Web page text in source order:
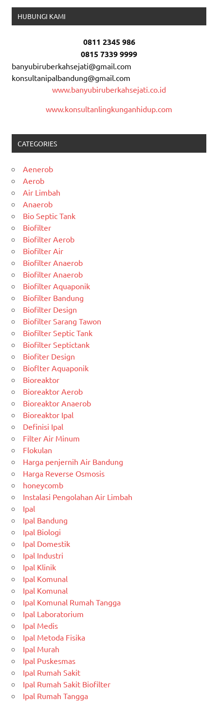
HUBUNGI KAMI
0811 2345 986
0815 7339 9999
banyubiruberkahsejati@gmail.com
konsultanipalbandung@gmail.com
www.banyubiruberkahsejati.co.id
www.konsultanlingkunganhidup.com
CATEGORIES
Aenerob
Aerob
Air Limbah
Anaerob
Bio Septic Tank
Biofilter
Biofilter Aerob
Biofilter Air
Biofilter Anaerob
Biofilter Anaerob
Biofilter Aquaponik
Biofilter Bandung
Biofilter Design
Biofilter Sarang Tawon
Biofilter Septic Tank
Biofilter Septictank
Biofiter Design
Bioflter Aquaponik
Bioreaktor
Bioreaktor Aerob
Bioreaktor Anaerob
Bioreaktor Ipal
Definisi Ipal
Filter Air Minum
Flokulan
Harga penjernih Air Bandung
Harga Reverse Osmosis
honeycomb
Instalasi Pengolahan Air Limbah
Ipal
Ipal Bandung
Ipal Biologi
Ipal Domestik
Ipal Industri
Ipal Klinik
Ipal Komunal
Ipal Komunal
Ipal Komunal Rumah Tangga
Ipal Laboratorium
Ipal Medis
Ipal Metoda Fisika
Ipal Murah
Ipal Puskesmas
Ipal Rumah Sakit
Ipal Rumah Sakit Biofilter
Ipal Rumah Tangga